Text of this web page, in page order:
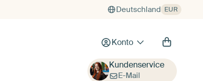
Deutschland EUR
Konto
Kundenservice
E-Mail